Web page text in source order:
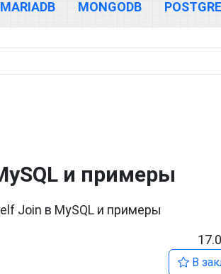
MARIADB MONGODB
и примеры
Join в MySQL и примеры
В